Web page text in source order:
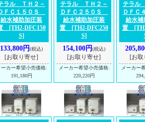
ラル ＴＨ２－
ＦＣ１５０Ｓ
給水補助加圧装
[TH2-DFC150
S]
133,800円(税込)
[お取り寄せ]
ーカー希望小売価格:
191,180円
テラル ＴＨ２－
ＤＦＣ２５０Ｓ
給水補助加圧装
置
[TH2-DFC250
S]
154,100円(税込)
[お取り寄せ]
メーカー希望小売価格:
220,220円
テラル
ＤＦＣ
給水補
置
[お取
メーカー